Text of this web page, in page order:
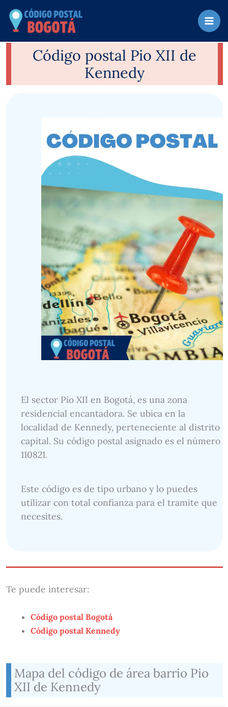
contenido
Código postal Pio XII de
Kennedy
El sector Pio XII en Bogotá, es una zona
residencial encantadora. Se ubica en la
localidad de Kennedy, perteneciente al distrito
capital. Su código postal asignado es el número
110821.
Este código es de tipo urbano y lo puedes
utilizar con total confianza para el tramite que
necesites.
Te puede interesar:
Código postal Bogotá
Código postal Kennedy
Mapa del código de área barrio Pio
XII de Kennedy